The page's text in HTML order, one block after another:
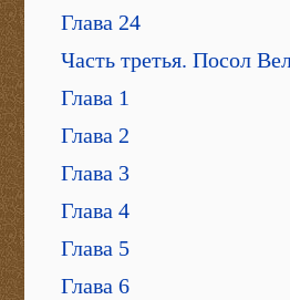
Глава 24
Часть третья. Посол
Глава 1
Глава 2
Глава 3
Глава 4
Глава 5
Глава 6